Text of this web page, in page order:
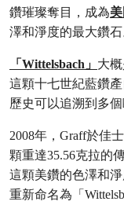
鑽璀璨奪目，成為
澤和淨度的最大鑽石
「Wittelsbach」 大
這顆十七世紀藍鑽
歷史可以追溯到多個
2008年，Graff於佳
顆重達35.56克拉的
這顆美鑽的色澤和
重新命名為「